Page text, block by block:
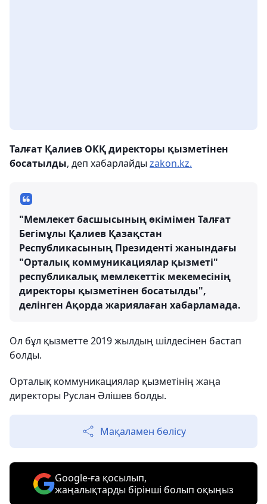
Талғат Қалиев ОКҚ директоры қызметінен
босатылды, деп хабарлайды zakon.kz.
"Мемлекет басшысының өкімімен Талғат
Бегімұлы Қалиев Қазақстан
Республикасының Президенті жанындағы
"Орталық коммуникациялар қызметі"
республикалық мемлекеттік мекемесінің
директоры қызметінен босатылды",
делінген Ақорда жариялаған хабарламада.
Ол бұл қызметте 2019 жылдың шілдесінен бастап
болды.
Орталық коммуникациялар қызметінің жаңа
директоры Руслан Әлішев болды.
Мақаламен бөлісу
Google-ға қосылып,
жаңалықтарды бірінші болып оқыңыз